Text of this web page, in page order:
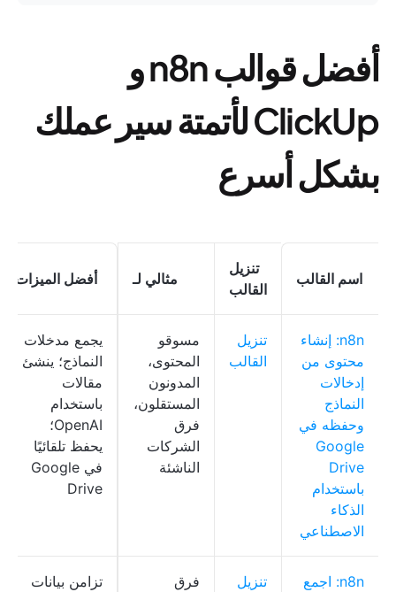
أفضل قوالب n8n و
ClickUp لأتمتة سير عملك
بشكل أسرع
اسم القالب
تنزيل
القالب
مثالي لـ أفضل الميزات
n8n: إنشاء
محتوى من
إدخالات
النماذج
وحفظه في
Google
Drive
باستخدام
الذكاء
الاصطناعي
تنزيل
القالب
مسوقو
المحتوى،
المدونون
المستقلون،
فرق
الشركات
الناشئة
يجمع مدخلات
النماذج؛ ينشئ
مقالات
باستخدام
OpenAI؛
يحفظ تلقائيًا
في Google
Drive
n8n: اجمع
تنزيل
فرق
تزامن بيانات